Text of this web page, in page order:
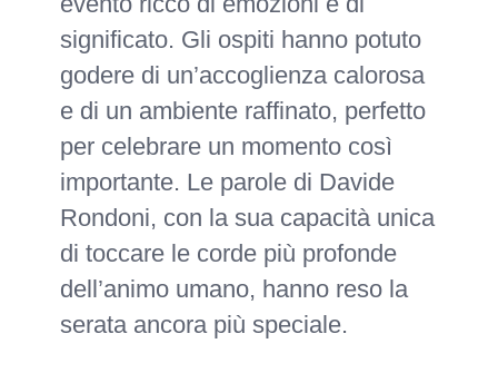
significato. Gli ospiti hanno potuto
godere di un’accoglienza calorosa
e di un ambiente raffinato, perfetto
per celebrare un momento così
importante. Le parole di Davide
Rondoni, con la sua capacità unica
di toccare le corde più profonde
dell’animo umano, hanno reso la
serata ancora più speciale.